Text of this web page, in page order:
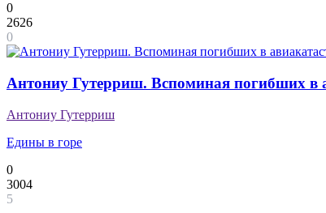
0
2626
0
Антониу Гутерриш. Вспоминая погибших в
Антониу Гутерриш
Едины в горе
0
3004
5